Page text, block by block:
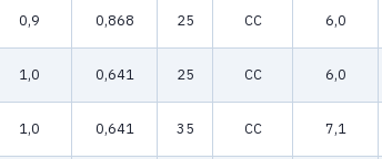
0,9 0,868 25 CC 6,0
1,0 0,641 25 CC 6,0
1,0 0,641 35 CC 7,1